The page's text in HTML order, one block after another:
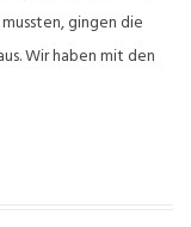
gingen die
Wir haben mit den